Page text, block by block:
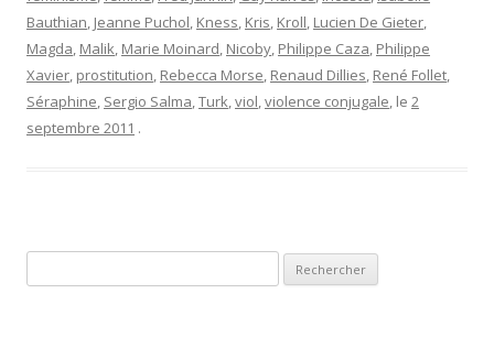
Bauthian, Jeanne Puchol, Kness, Kris, Kroll, Lucien De Gieter,
Magda, Malik, Marie Moinard, Nicoby, Philippe Caza, Philippe
Xavier, prostitution, Rebecca Morse, Renaud Dillies, René Follet,
Séraphine, Sergio Salma,Turk,viol,violence conjugale, le 2
septembre 2011 .